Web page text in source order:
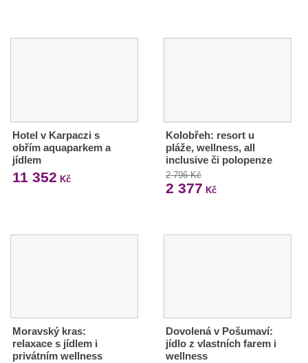
Hotel v Karpaczi s
obřím aquaparkem a
jídlem
11 352 Kč
Kolobřeh: resort u
pláže, wellness, all
inclusive či polopenze
2 796 Kč
2 377 Kč
Moravský kras:
relaxace s jídlem i
privátním wellness
Dovolená v Pošumaví:
jídlo z vlastních farem i
wellness